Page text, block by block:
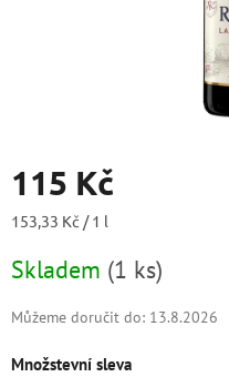
115 Kč
Měrná
153,33 Kč / 1 l
Skladem (1 ks)
Můžeme doručit do: 13.8.2026
Množstevní sleva